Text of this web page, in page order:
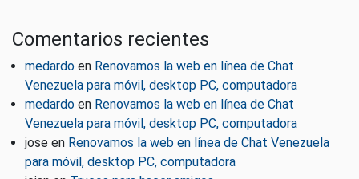
Comentarios recientes
medardo en Renovamos la web en línea de Chat
Venezuela para móvil, desktop PC, computadora
medardo en Renovamos la web en línea de Chat
Venezuela para móvil, desktop PC, computadora
jose en Renovamos la web en línea de Chat Venezuela
para móvil, desktop PC, computadora